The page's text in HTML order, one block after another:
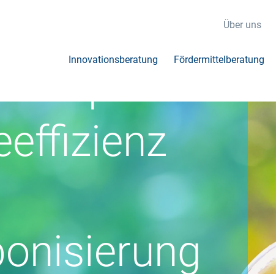
Über uns
Innovationsberatung Fördermittelberatung